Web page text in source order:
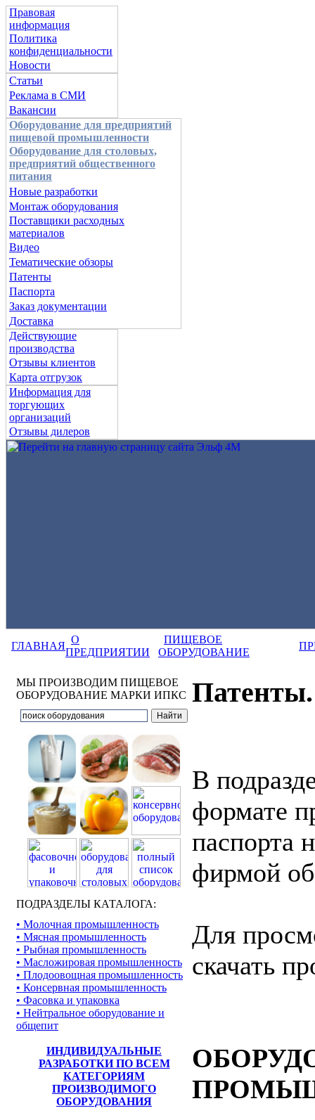
Правовая
информация
Политика
конфиденциальности
Новости
Статьи
Реклама в СМИ
Вакансии
Оборудование для предприятий
пищевой промышленности
Оборудование для столовых,
предприятий общественного
питания
Новые разработки
Монтаж оборудования
Поставщики расходных
материалов
Видео
Тематические обзоры
Патенты
Паспорта
Заказ документации
Доставка
Действующие
производства
Отзывы клиентов
Карта отгрузок
Информация для
торгующих
организаций
Отзывы дилеров
ГЛАВНАЯ
О
ПРЕДПРИЯТИИ
ПИЩЕВОЕ
ОБОРУДОВАНИЕ
МЫ ПРОИЗВОДИМ ПИЩЕВОЕ
ОБОРУДОВАНИЕ МАРКИ ИПКС
ПОДРАЗДЕЛЫ КАТАЛОГА:
• Молочная промышленность
• Мясная промышленность
• Рыбная промышленность
• Масложировая промышленность
• Плодоовощная промышленность
• Консервная промышленность
• Фасовка и упаковка
• Нейтральное оборудование и
общепит
ИНДИВИДУАЛЬНЫЕ
РАЗРАБОТКИ ПО ВСЕМ
КАТЕГОРИЯМ
ПРОИЗВОДИМОГО
ОБОРУДОВАНИЯ
Патенты.
В
формате
паспорта
фирмой
Для
скачать